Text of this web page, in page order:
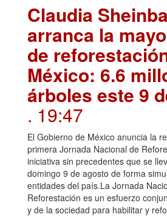
Claudia
arranca la
de
México: 6.6
árboles este 9
. 19:47
El Gobierno de México anuncia la
primera Jornada Nacional de
iniciativa sin precedentes que se
domingo 9 de agosto de forma
entidades del país.La Jornada
Reforestación es un esfuerzo
y de la sociedad para habilitar y